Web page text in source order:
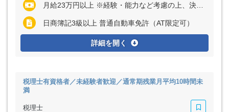
月給23万円以上 ※経験・能力など考慮の上、決定いたします ※残業代は全額支給
日商簿記3級以上 普通自動車免許（AT限定可）
詳細を開く
税理士有資格者／未経験者歓迎／通常期残業月平均10時間未
満
税理士